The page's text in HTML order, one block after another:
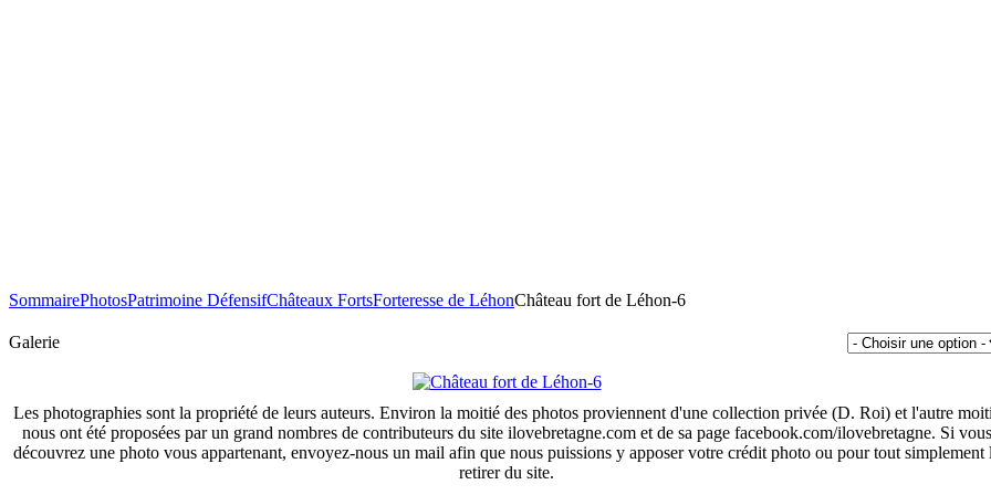
SommairePhotosPatrimoine DéfensifChâteaux FortsForteresse de LéhonChâteau fort de Léhon-6
Galerie
Les photographies sont la propriété de leurs auteurs. Environ la moitié des photos proviennent d'une collection privée (D. Roi) et l'autre
nous ont été proposées par un grand nombres de contributeurs du site ilovebretagne.com et de sa page facebook.com/ilovebretagne. Si vous
découvrez une photo vous appartenant, envoyez-nous un mail afin que nous puissions y apposer votre crédit photo ou pour tout simplement
retirer du site.